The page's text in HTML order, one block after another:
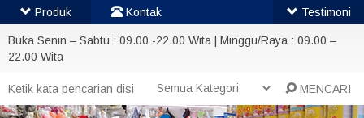
Buka Senin – Sabtu : 09.00 -22.00 Wita | Minggu/Raya : 09.00 –
22.00 Wita
MENCARI
Produk Kontak Testimoni